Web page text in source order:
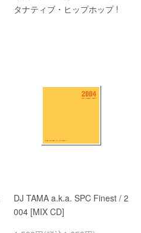
タナティブ・ヒップホップ !
DJ TAMA a.k.a. SPC Finest / 2
004 [MIX CD]